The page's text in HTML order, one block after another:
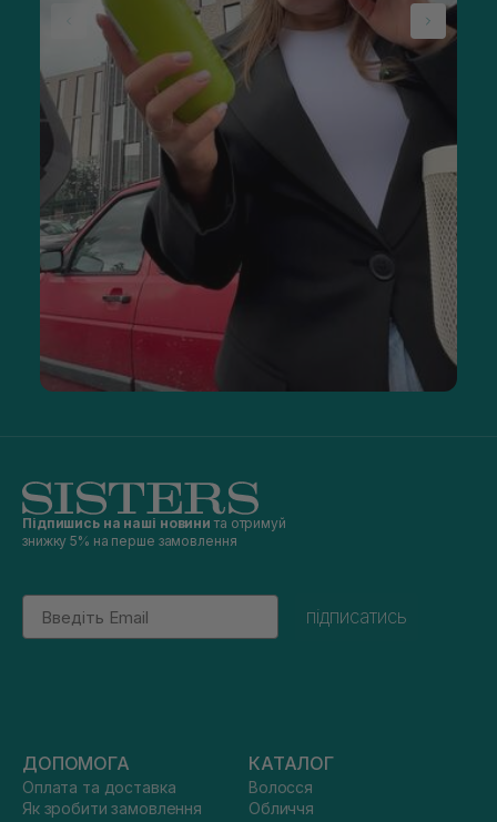
Підпишись на наші новини та отримуй
знижку 5% на перше замовлення
Email
підписатись
ДОПОМОГА
Оплата та доставка
Як зробити замовлення
КАТАЛОГ
Волосся
Обличчя